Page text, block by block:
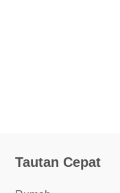
Tautan Cepat